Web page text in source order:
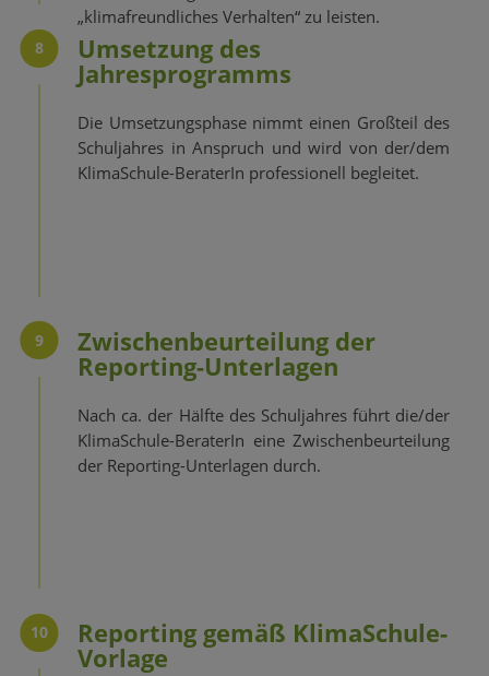
„klimafreundliches Verhalten“ zu leisten.
8 Umsetzung des
Jahresprogramms
Die Umsetzungsphase nimmt einen Großteil des
Schuljahres in Anspruch und wird von der/dem
KlimaSchule-BeraterIn professionell begleitet.
9 Zwischenbeurteilung der
Reporting-Unterlagen
Nach ca. der Hälfte des Schuljahres führt die/der
KlimaSchule-BeraterIn eine Zwischenbeurteilung
der Reporting-Unterlagen durch.
10 Reporting gemäß KlimaSchule-
Vorlage